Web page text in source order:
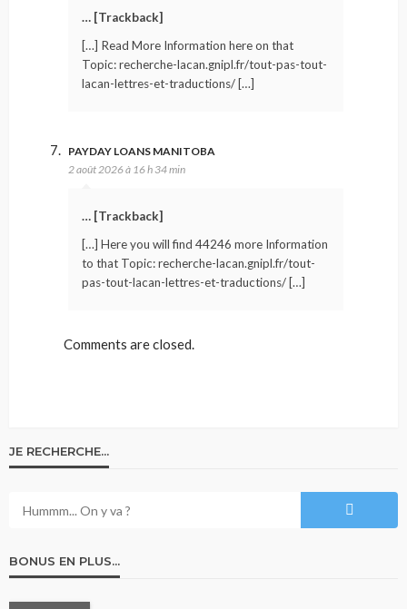
… [Trackback]
[…] Read More Information here on that
Topic: recherche-lacan.gnipl.fr/tout-pas-tout-
lacan-lettres-et-traductions/ […]
PAYDAY LOANS MANITOBA
2 août 2026 à 16 h 34 min
… [Trackback]
[…] Here you will find 44246 more Information
to that Topic: recherche-lacan.gnipl.fr/tout-
pas-tout-lacan-lettres-et-traductions/ […]
Comments are closed.
JE RECHERCHE…
BONUS EN PLUS…